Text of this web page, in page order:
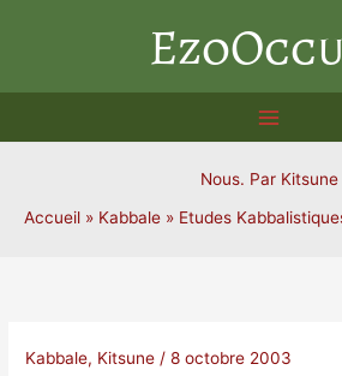
Nous. Par Kitsune
Accueil » Kabbale » Etudes
Kabbale, Kitsune /8 octobre 2003